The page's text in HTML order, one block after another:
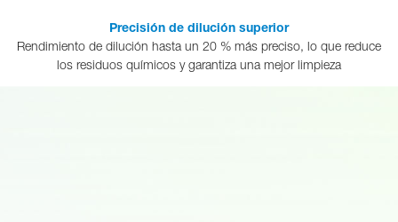
Precisión de dilución superior
Rendimiento de dilución hasta un 20 % más preciso, lo que reduce
los residuos químicos y garantiza una mejor limpieza